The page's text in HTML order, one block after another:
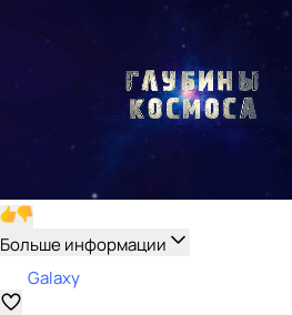
Больше информации
Galaxy